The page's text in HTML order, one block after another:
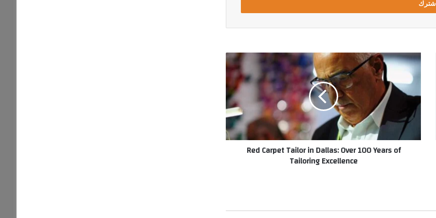
R
a
t
i
Red Carpet Tailor in Dallas: Over 100 Years of
Tailoring Excellence